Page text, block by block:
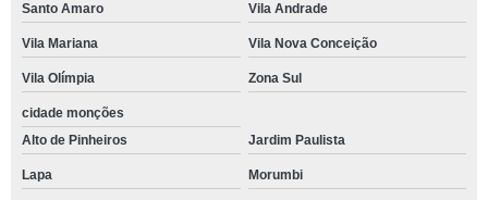
Santo Amaro Vila Andrade
Vila Mariana Vila Nova Conceição
Vila Olímpia Zona Sul
cidade monções
Alto de Pinheiros
Jardim Paulista
Lapa Morumbi